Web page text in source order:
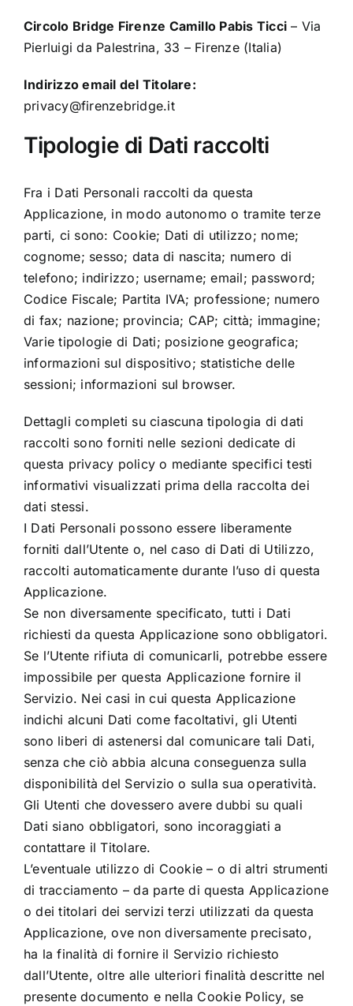
Contatti
Circolo Bridge Firenze Camillo Pabis Ticci – Via
Pierluigi da Palestrina, 33 – Firenze (Italia)
Indirizzo email del Titolare:
privacy@firenzebridge.it
Tipologie di Dati raccolti
Fra i Dati Personali raccolti da questa
Applicazione, in modo autonomo o tramite terze
parti, ci sono: Cookie; Dati di utilizzo; nome;
cognome; sesso; data di nascita; numero di
telefono; indirizzo; username; email; password;
Codice Fiscale; Partita IVA; professione; numero
di fax; nazione; provincia; CAP; città; immagine;
Varie tipologie di Dati; posizione geografica;
informazioni sul dispositivo; statistiche delle
sessioni; informazioni sul browser.
Dettagli completi su ciascuna tipologia di dati
raccolti sono forniti nelle sezioni dedicate di
questa privacy policy o mediante specifici testi
informativi visualizzati prima della raccolta dei
dati stessi.
I Dati Personali possono essere liberamente
forniti dall’Utente o, nel caso di Dati di Utilizzo,
raccolti automaticamente durante l’uso di questa
Applicazione.
Se non diversamente specificato, tutti i Dati
richiesti da questa Applicazione sono obbligatori.
Se l’Utente rifiuta di comunicarli, potrebbe essere
impossibile per questa Applicazione fornire il
Servizio. Nei casi in cui questa Applicazione
indichi alcuni Dati come facoltativi, gli Utenti
sono liberi di astenersi dal comunicare tali Dati,
senza che ciò abbia alcuna conseguenza sulla
disponibilità del Servizio o sulla sua operatività.
Gli Utenti che dovessero avere dubbi su quali
Dati siano obbligatori, sono incoraggiati a
contattare il Titolare.
L’eventuale utilizzo di Cookie – o di altri strumenti
di tracciamento – da parte di questa Applicazione
o dei titolari dei servizi terzi utilizzati da questa
Applicazione, ove non diversamente precisato,
ha la finalità di fornire il Servizio richiesto
dall’Utente, oltre alle ulteriori finalità descritte nel
presente documento e nella Cookie Policy, se